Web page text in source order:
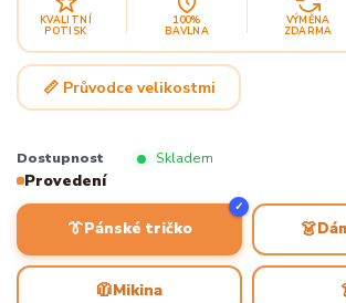
KVALITNÍ
POTISK
100%
BAVLNA
VÝMĚNA
ZDARMA
📏 Průvodce velikostmi
Dostupnost Skladem
Provedení
👔Pánské tričko
✓
👗
🧥Mikina